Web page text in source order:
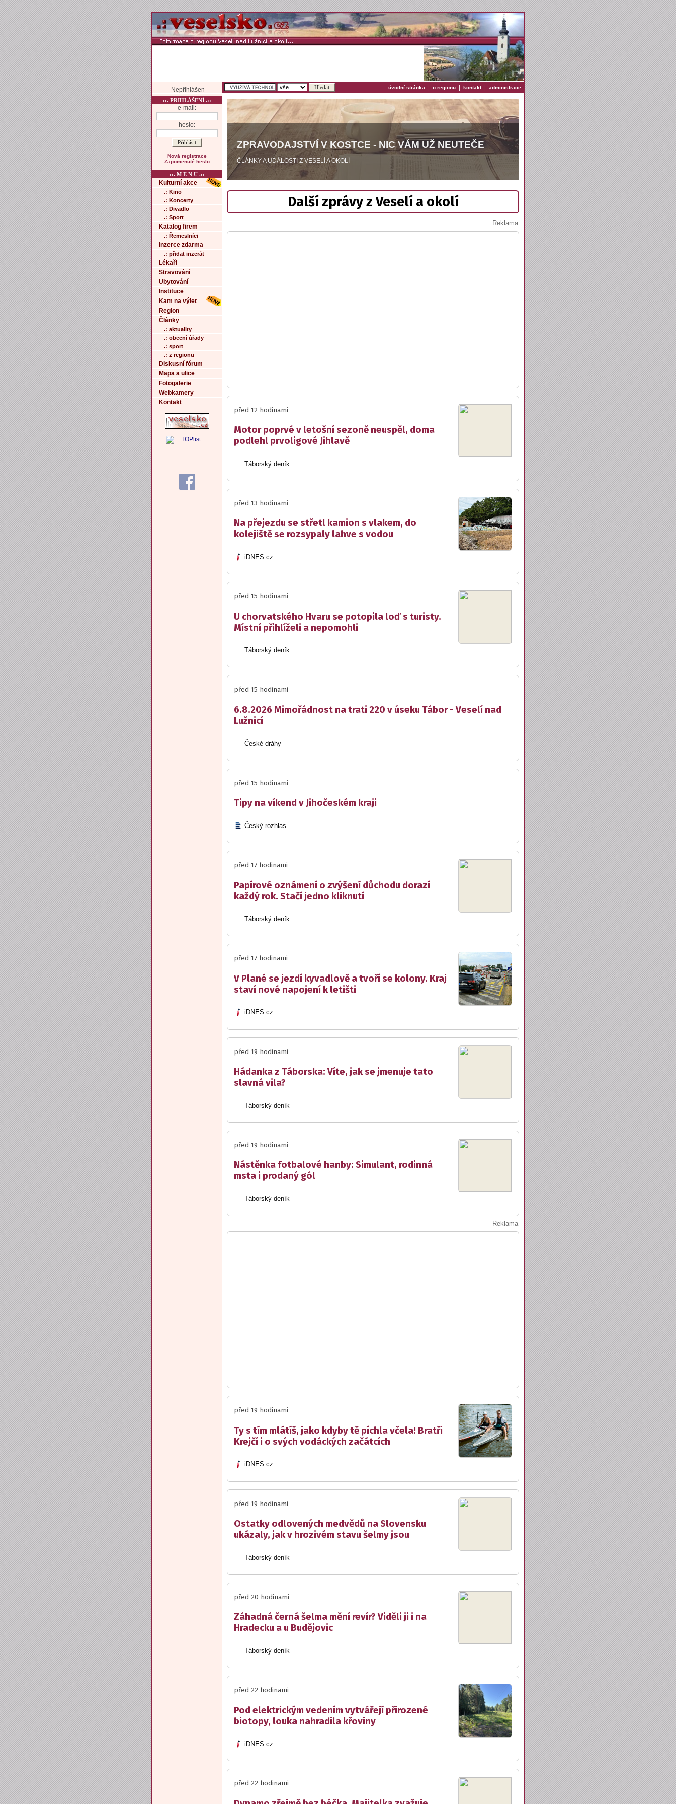
Nepřihlášen úvodní stránka | o regionu | kontakt| administrace
::. PRIHLÁŠENÍ .::
e-mail:
heslo:
Nová registrace
Zapomenuté heslo
::. M E N U .::
Kulturní akce
.: Kino
.: Koncerty
.: Divadlo
.: Sport
Katalog firem
.: Řemeslníci
Inzerce zdarma
.: přidat inzerát
Lékaři
Stravování
Ubytování
Instituce
Kam na výlet
Region
Články
.: aktuality
.: obecní úřady
.: sport
.: z regionu
Diskusní fórum
Mapa a ulice
Fotogalerie
Webkamery
Kontakt
ZPRAVODAJSTVÍ V KOSTCE - NIC VÁM UŽ NEUTEČE
ČLÁNKY A UDÁLOSTI Z VESELÍ A OKOLÍ
Další zprávy z Veselí a okolí
Reklama
před 12 hodinami
Motor poprvé v letošní sezoně neuspěl, doma
podlehl prvoligové Jihlavě
Táborský deník
před 13 hodinami
Na přejezdu se střetl kamion s vlakem, do
kolejiště se rozsypaly lahve s vodou
iDNES.cz
před 15 hodinami
U chorvatského Hvaru se potopila loď s turisty.
Místní přihlíželi a nepomohli
Táborský deník
před 15 hodinami
6.8.2026 Mimořádnost na trati 220 v úseku Tábor - Veselí nad
Lužnicí
České dráhy
před 15 hodinami
Tipy na víkend v Jihočeském kraji
Český rozhlas
před 17 hodinami
Papírové oznámení o zvýšení důchodu dorazí
každý rok. Stačí jedno kliknutí
Táborský deník
před 17 hodinami
V Plané se jezdí kyvadlově a tvoří se kolony. Kraj
staví nové napojení k letišti
iDNES.cz
před 19 hodinami
Hádanka z Táborska: Víte, jak se jmenuje tato
slavná vila?
Táborský deník
před 19 hodinami
Nástěnka fotbalové hanby: Simulant, rodinná
msta i prodaný gól
Táborský deník
Reklama
před 19 hodinami
Ty s tím mlátíš, jako kdyby tě píchla včela! Bratři
Krejčí i o svých vodáckých začátcích
iDNES.cz
před 19 hodinami
Ostatky odlovených medvědů na Slovensku
ukázaly, jak v hrozivém stavu šelmy jsou
Táborský deník
před 20 hodinami
Záhadná černá šelma mění revír? Viděli ji i na
Hradecku a u Budějovic
Táborský deník
před 22 hodinami
Pod elektrickým vedením vytvářejí přirozené
biotopy, louka nahradila křoviny
iDNES.cz
před 22 hodinami